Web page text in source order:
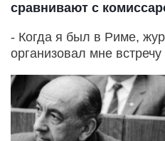
сравнивают с
- Когда я был в Риме,
организовал мне